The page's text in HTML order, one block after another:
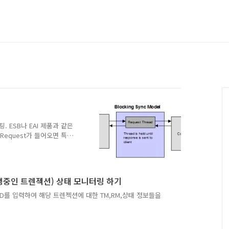
. ESB나 EAI 제품과 같은
가 들어오면 특정
에 보내고, 응답을 기
이다. 그런데 이 경우
유하고 있는 것이다. 만
Request Thread가
트렌젝션) 상태 모니터링 하기
입력하여 해당 트렌젝션에 대한 TM,RM,상태 정보들을